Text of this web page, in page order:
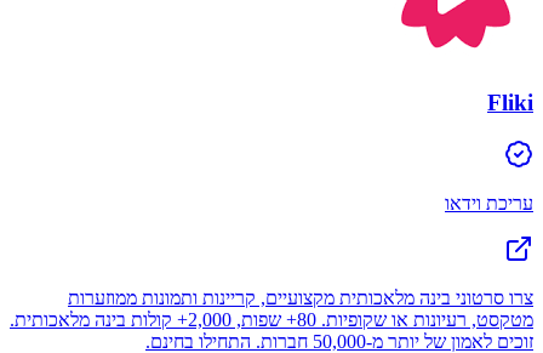
Fliki
עריכת וידאו
צרו סרטוני בינה מלאכותית מקצועיים, קריינות ותמונות ממוזערות
מטקסט, רעיונות או שקופיות. 80+ שפות, 2,000+ קולות בינה מלאכותית.
זוכים לאמון של יותר מ-50,000 חברות. התחילו בחינם.